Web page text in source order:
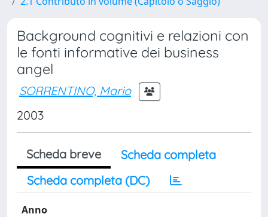
Background cognitivi e relazioni con
le fonti informative dei business
angel
SORRENTINO, Mario
2003
Scheda breve
Scheda completa
Scheda completa (DC)
Anno